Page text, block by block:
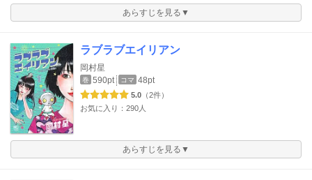
あらすじを見る▼
ラブラブエイリアン
岡村星
巻 590pt コマ 48pt
5.0 （2件）
お気に入り：290人
あらすじを見る▼